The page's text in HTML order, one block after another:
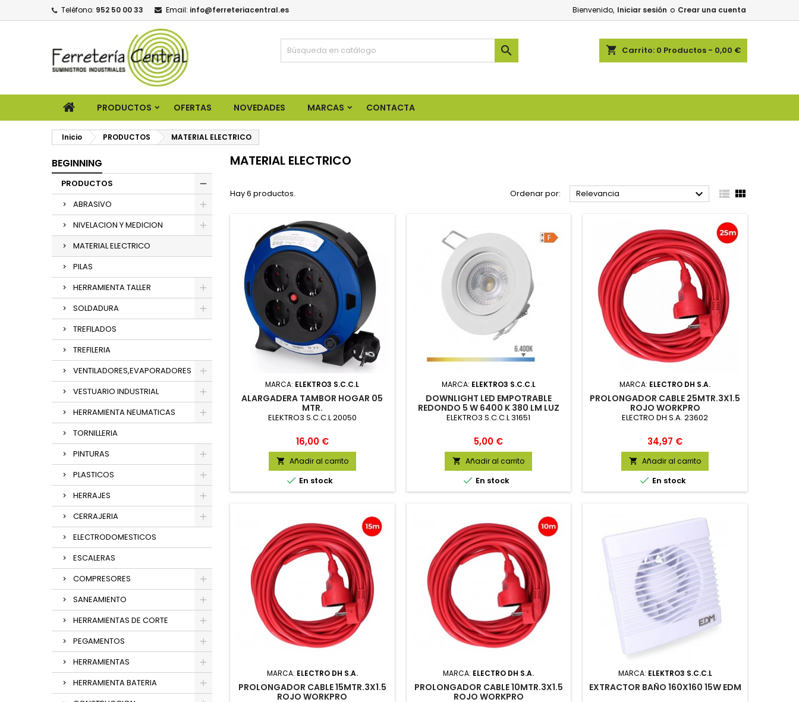
Teléfono: 952 50 00 33 Email: info@ferreteriacentral.es Bienvenido, Iniciar sesión o Crear una cuenta
shopping_cart Carrito: 0 Productos - 0,00 €

PRODUCTOS OFERTAS NOVEDADES MARCAS CONTACTA
Inicio PRODUCTOS MATERIAL ELECTRICO
BEGINNING
PRODUCTOS
ABRASIVO
NIVELACION Y MEDICION
MATERIAL ELECTRICO
PILAS
HERRAMIENTA TALLER
SOLDADURA
TREFILADOS
TREFILERIA
VENTILADORES,EVAPORADORES
VESTUARIO INDUSTRIAL
HERRAMIENTA NEUMATICAS
TORNILLERIA
PINTURAS
PLASTICOS
HERRAJES
CERRAJERIA
ELECTRODOMESTICOS
ESCALERAS
COMPRESORES
SANEAMIENTO
HERRAMIENTAS DE CORTE
PEGAMENTOS
HERRAMIENTAS
HERRAMIENTA BATERIA
MATERIAL ELECTRICO
Hay 6 productos. Ordenar por: Relevancia   
MARCA: ELEKTRO3 S.C.C.L
ALARGADERA TAMBOR HOGAR 05
MTR.
ELEKTRO3 S.C.C.L 20050
Precio
16,00 €
 Añadir al carrito
 En stock
MARCA: ELEKTRO3 S.C.C.L
DOWNLIGHT LED EMPOTRABLE
REDONDO 5 W 6400 K 380 LM LUZ
FRÍA COLOR BLANCO Ø9 CM
ELEKTRO3 S.C.C.L 31651
Precio
5,00 €
 Añadir al carrito
 En stock
MARCA: ELECTRO DH S.A.
PROLONGADOR CABLE 25MTR.3X1.5
ROJO WORKPRO
ELECTRO DH S.A. 23602
Precio
34,97 €
 Añadir al carrito
 En stock
MARCA: ELECTRO DH S.A.
PROLONGADOR CABLE 15MTR.3X1.5
ROJO WORKPRO
MARCA: ELECTRO DH S.A.
PROLONGADOR CABLE 10MTR.3X1.5
ROJO WORKPRO
MARCA: ELEKTRO3 S.C.C.L
EXTRACTOR BAÑO 160X160 15W EDM